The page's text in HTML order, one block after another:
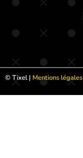
© Tixel | Mentions légales